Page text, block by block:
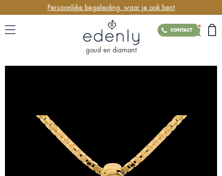
Persoonlijke begeleiding, waar je ook bent
CONTACT
goud en diamant